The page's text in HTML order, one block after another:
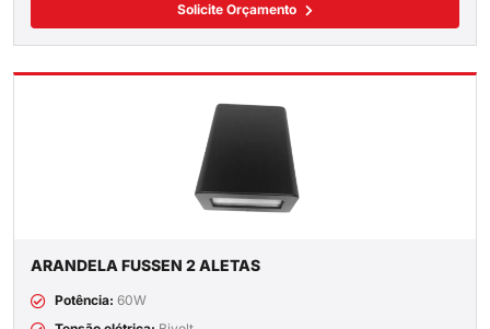
Solicite Orçamento
ARANDELA FUSSEN 2 ALETAS
Potência: 60W